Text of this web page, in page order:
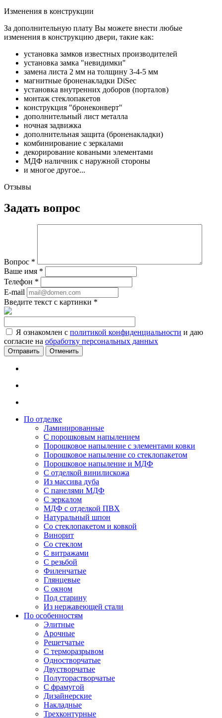
Изменения в конструкции
За дополнительную плату Вы можете внести любые
изменения в конструкцию двери, такие как:
установка замков известных производителей
установка замка "невидимки"
замена листа 2 мм на толщину 3-4-5 мм
магнитные броненакладки DiSec
установка внутренних доборов (порталов)
монтаж стеклопакетов
конструкция "бронеконверт"
дополнительный лист металла
ночная задвижка
дополнительная защита (броненакладки)
комбинирование с зеркалами
декорирование коваными элементами
МДФ наличник с наружной стороны
и многое другое...
Отзывы
Задать вопрос
Вопрос *
Ваше имя *
Телефон *
E-mail
Введите текст с картинки *
Я ознакомлен с политикой конфиденциальности и даю
согласие на обработку персональных данных
Отменить
По отделке
Ламинированные
С порошковым напылением
Порошковое напыление с элементами ковки
Порошковое напыление со стеклопакетом
Порошковое напыление и МДФ
С отделкой винилискожа
Из массива дуба
С панелями МДФ
С зеркалом
МДФ с отделкой ПВХ
Натуральный шпон
Со стеклопакетом и ковкой
Винорит
Со стеклом
С витражами
С резьбой
Филенчатые
Глянцевые
С окном
Под старину
Из нержавеющей стали
По особенностям
Элитные
Арочные
Решетчатые
С терморазрывом
Одностворчатые
Двустворчатые
Полуторастворчатые
С фрамугой
Дизайнерские
Накладные
Трехконтурные